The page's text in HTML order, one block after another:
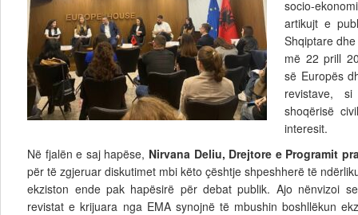
socio-
artikujt e
Shqiptare
më 22 prill
së Europës
revistave,
shoqërisë
interesit.
Në fjalën e saj hapëse, Nirvana Deliu, Drejtore e Programit
për të zgjeruar diskutimet mbi këto çështje shpeshherë të
ekziston ende pak hapësirë për debat publik. Ajo nënvizoi
revistat e krijuara nga EMA synojnë të mbushin boshllëkun